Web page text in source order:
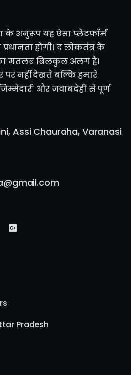
के अनुरूप यह ऐसा प्लेटफॉर्म
प्रधानता होगी। द लोकतंत्र के
का मतलब बिलकुल अलग है।
पर नहीं देखते बल्कि हमारे
और जवाबदेही से पूर्ण
Assi Chauraha, Varanasi
Pradesh